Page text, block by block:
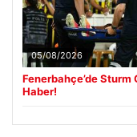
05/08/2026
Fenerbahçe’de Sturm
Haber!